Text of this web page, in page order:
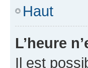
Haut
L’heure
Il est